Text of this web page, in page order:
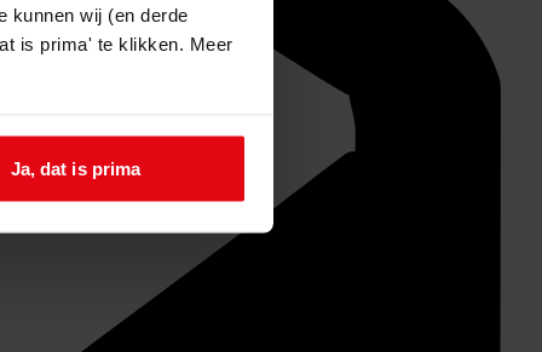
kunnen wij (en derde
is prima' te klikken. Meer
Ja, dat is prima